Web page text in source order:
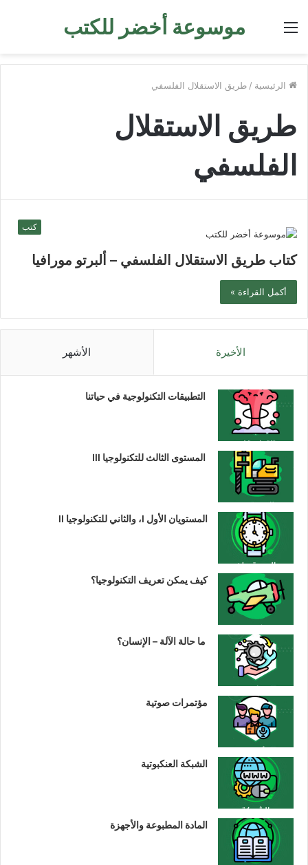
موسوعة أخضر للكتب القائمة
الرئيسية / طريق الاستقلال الفلسفي
طريق الاستقلال
الفلسفي
كتب
كتاب طريق الاستقلال الفلسفي – ألبرتو مورافيا
أكمل القراءة »
الأخيرة الأشهر
التطبيقات التكنولوجية في حياتنا
المستوى الثالث للتكنولوجيا III
المستويان الأول I، والثاني للتكنولوجيا II
كيف يمكن تعريف التكنولوجيا؟
ما حالة الآلة – الإنسان؟
مؤتمرات صوتية
الشبكة العنكبوتية
المادة المطبوعة والأجهزة